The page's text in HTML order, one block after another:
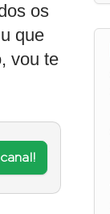
os
que
vou te